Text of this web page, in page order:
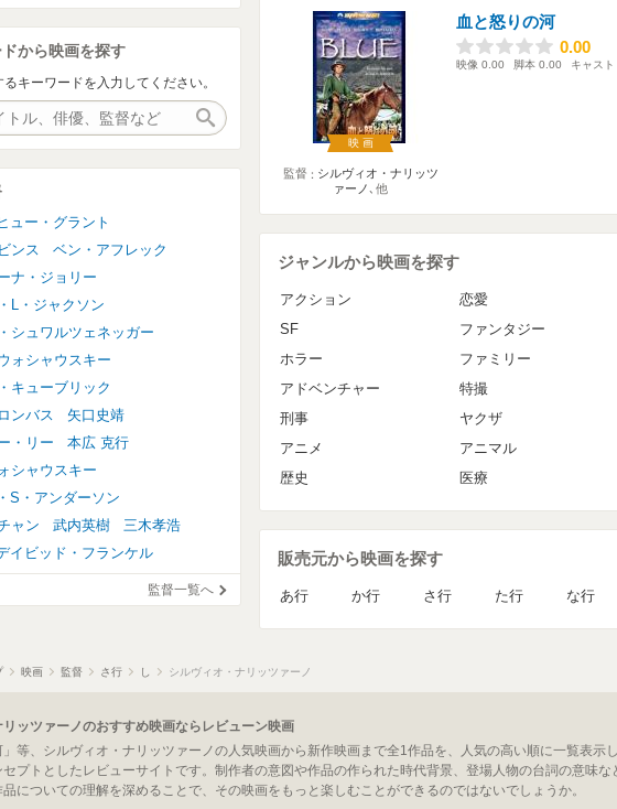
映画
監督
シルヴィオ・ナリッツ
ァーノ､他
血と怒りの河
0.00
0.00
映像 0.00 脚本 0.00 キャスト
ジャンルから映画を探す
アクション 恋愛
SF
ファンタジー
ホラー
ファミリー
アドベンチャー
特撮
刑事
ヤクザ
アニメ
アニマル
歴史
医療
販売元から映画を探す
あ行 か行 さ行 た行 な行
から映画を探す
キーワードを入力してください。
ュー・グラント
ンス
ベン・アフレック
ナ・ジョリー
L・ジャクソン
シュワルツェネッガー
ォシャウスキー
キューブリック
ンバス
矢口史靖
・リー
本広 克行
シャウスキー
S・アンダーソン
ャン
武内英樹
三木孝浩
イビッド・フランケル
監督一覧へ
映画 監督 さ行 し シルヴィオ・ナリッツァーノ
ッツァーノのおすすめ映画ならレビューン映画
」等、シルヴィオ・ナリッツァーノの人気映画から新作映画まで全1作品を、人気の高い順に一覧表
セプトとしたレビューサイトです。制作者の意図や作品の作られた時代背景、登場人物の台詞の意味
についての理解を深めることで、その映画をもっと楽しむことができるのではないでしょうか。